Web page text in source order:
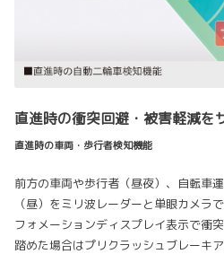
直進時の衝突回避・被害軽減を
直進時の車両・歩行者検知機能
前方の車両や歩行者（昼夜）、自転車
（昼）をミリ波レーダーと単眼カメラ
フォメーションディスプレイ表示で衝
踏めた場合はプリクラッシュブレーキ